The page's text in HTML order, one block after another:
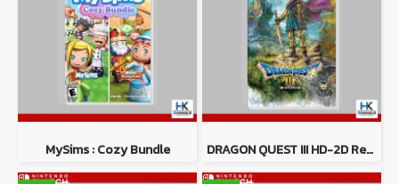
MySims : Cozy Bundle DRAGON QUEST III HD-2D Remake